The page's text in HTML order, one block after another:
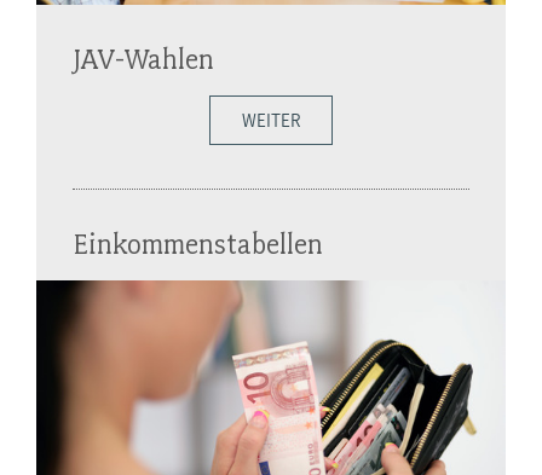
JAV-Wahlen
WEITER
Einkommenstabellen